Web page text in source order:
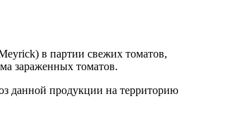
в партии свежих томатов,
зараженных томатов.
данной продукции на территорию